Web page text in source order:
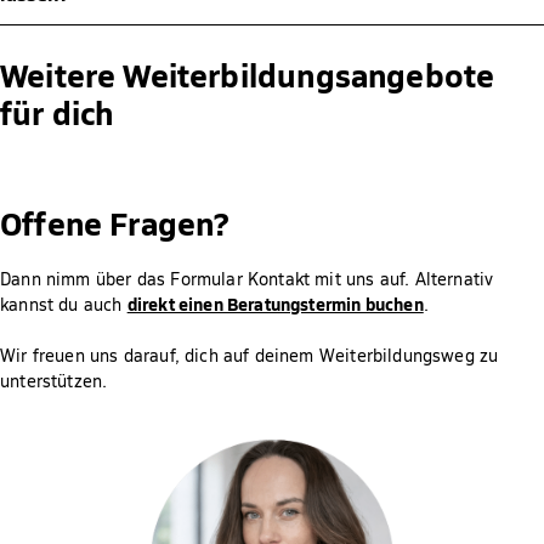
Präsenzklausuren werden normalerweise alle 5-10 Wochen immer
samstags um 9:00 Uhr oder 11:00 Uhr (MEZ) in einem unserer
Hier findest du eine Übersicht unserer Prüfungszentren:
https://www.fernstudium-fresenius.de/pruefungen/
diese bei inhaltlich passenden Studiengängen auf Anerkennung
geprüft werden. Die Entscheidung liegt bei der jeweiligen
Studienberatung/Anerkennungsstelle.
Weitere Weiterbildungsangebote
für dich
Offene Fragen?
Dann nimm über das Formular Kontakt mit uns auf. Alternativ
kannst du auch direkt einen Beratungstermin buchen.
Wir freuen uns darauf, dich auf deinem Weiterbildungsweg zu
unterstützen.